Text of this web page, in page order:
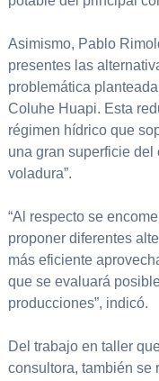
Asimismo, Pablo
presentes las
problemática
Coluhe Huapi. Esta
régimen hídrico que
una gran superficie
voladura”.
“Al respecto se
proponer diferentes
más eficiente
que se evaluará
producciones”, indicó.
Del trabajo en taller
consultora, también se